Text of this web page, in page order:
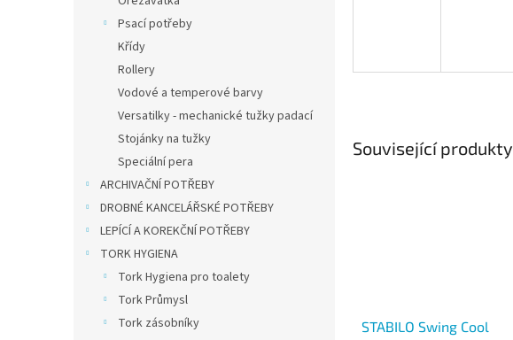
Psací potřeby
Křídy
Rollery
Vodové a temperové barvy
Versatilky - mechanické tužky padací
Stojánky na tužky
Speciální pera
ARCHIVAČNÍ POTŘEBY
DROBNÉ KANCELÁŘSKÉ POTŘEBY
LEPÍCÍ A KOREKČNÍ POTŘEBY
TORK HYGIENA
Tork Hygiena pro toalety
Tork Průmysl
Tork zásobníky
Související produkty
STABILO Swing Cool